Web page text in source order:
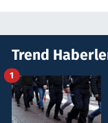
Trend
1